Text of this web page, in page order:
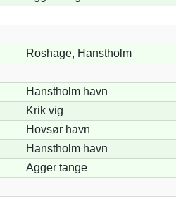
Roshage, Hanstholm
Hanstholm havn
Krik vig
Hovsør havn
Hanstholm havn
Agger tange